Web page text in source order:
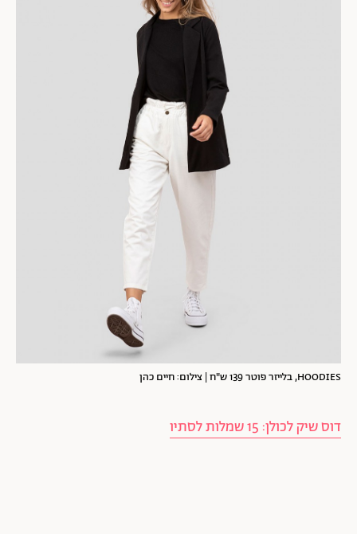
HOODIES, בלייזר פוטר 139 ש"ח | צילום: חיים כהן
דוס שיק לכולן: 15 שמלות לסתיו